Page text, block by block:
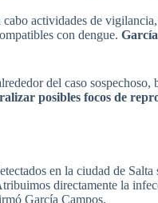
actividades de
con dengue.
del caso
posibles focos de
en la ciudad de Salta
directamente la
García Campos.